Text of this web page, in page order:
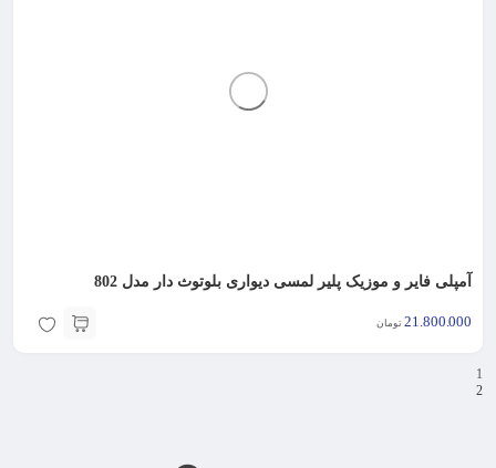
آمپلی فایر و موزیک پلیر لمسی دیواری بلوتوث دار مدل 802
21.800.000 تومان
1
2